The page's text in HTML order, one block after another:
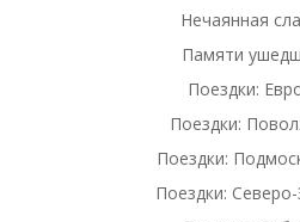
Нечаянная
Памяти
Поездки:
Поездки:
Поездки:
Поездки: